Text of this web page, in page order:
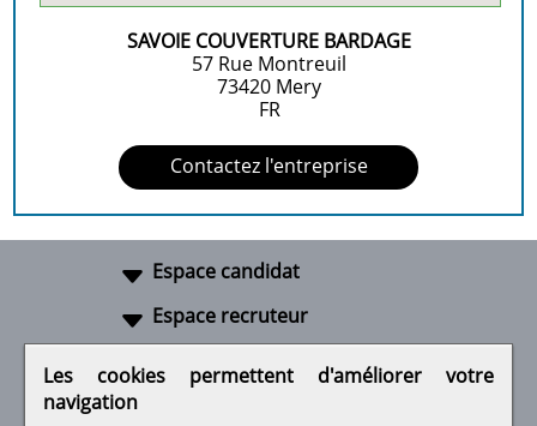
SAVOIE COUVERTURE BARDAGE
57 Rue Montreuil
73420 Mery
FR
Contactez l'entreprise
Espace candidat
Espace recruteur
Les cookies permettent d'améliorer votre
navigation